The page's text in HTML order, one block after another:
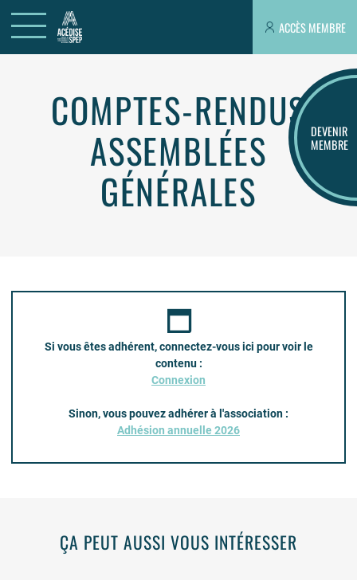
ACCÈS MEMBRE
DEVENIR
MEMBRE
COMPTES-RENDUS
ASSEMBLÉES
GÉNÉRALES
Si vous êtes adhérent, connectez-vous ici pour voir le
contenu :
Connexion
Sinon, vous pouvez adhérer à l'association :
Adhésion annuelle 2026
ÇA PEUT AUSSI VOUS INTÉRESSER